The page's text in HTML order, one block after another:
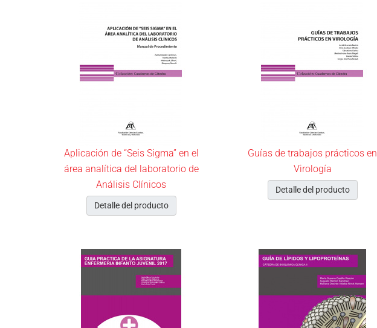
Aplicación de “Seis Sigma” en el
área analítica del laboratorio de
Análisis Clínicos
Detalle del producto
Guías de trabajos prácticos en
Virología
Detalle del producto